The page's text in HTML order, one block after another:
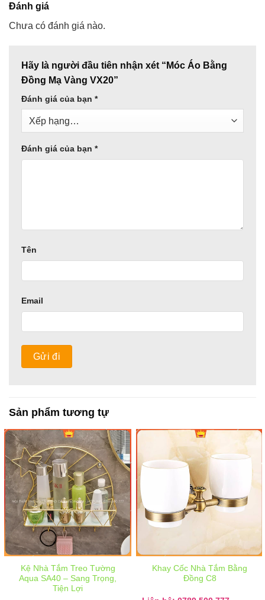
Đánh giá
Chưa có đánh giá nào.
Hãy là người đầu tiên nhận xét “Móc Áo Bằng
Đồng Mạ Vàng VX20”
Đánh giá của bạn *
Đánh giá của bạn *
Tên
Email
Sản phẩm tương tự
Kệ Nhà Tắm Treo Tường
Aqua SA40 – Sang Trọng,
Tiện Lợi
Khay Cốc Nhà Tắm Bằng
Đồng C8